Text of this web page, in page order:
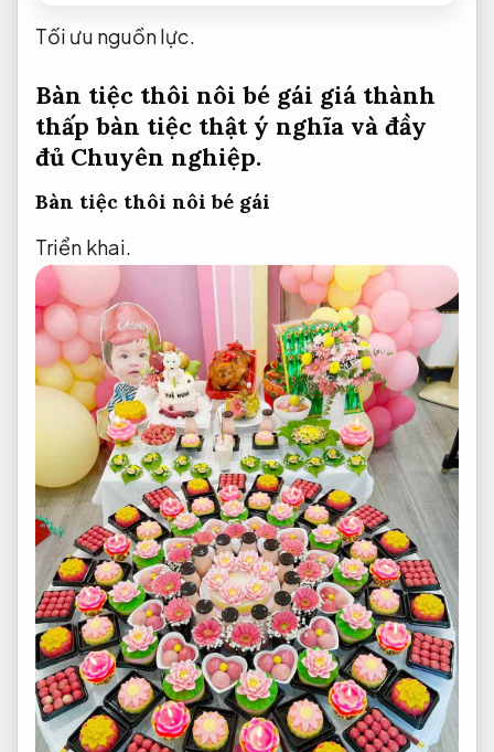
Tối ưu nguồn lực.
Bàn tiệc thôi nôi bé gái giá thành
thấp bàn tiệc thật ý nghĩa và đầy
đủ Chuyên nghiệp.
Bàn tiệc thôi nôi bé gái
Triển khai.